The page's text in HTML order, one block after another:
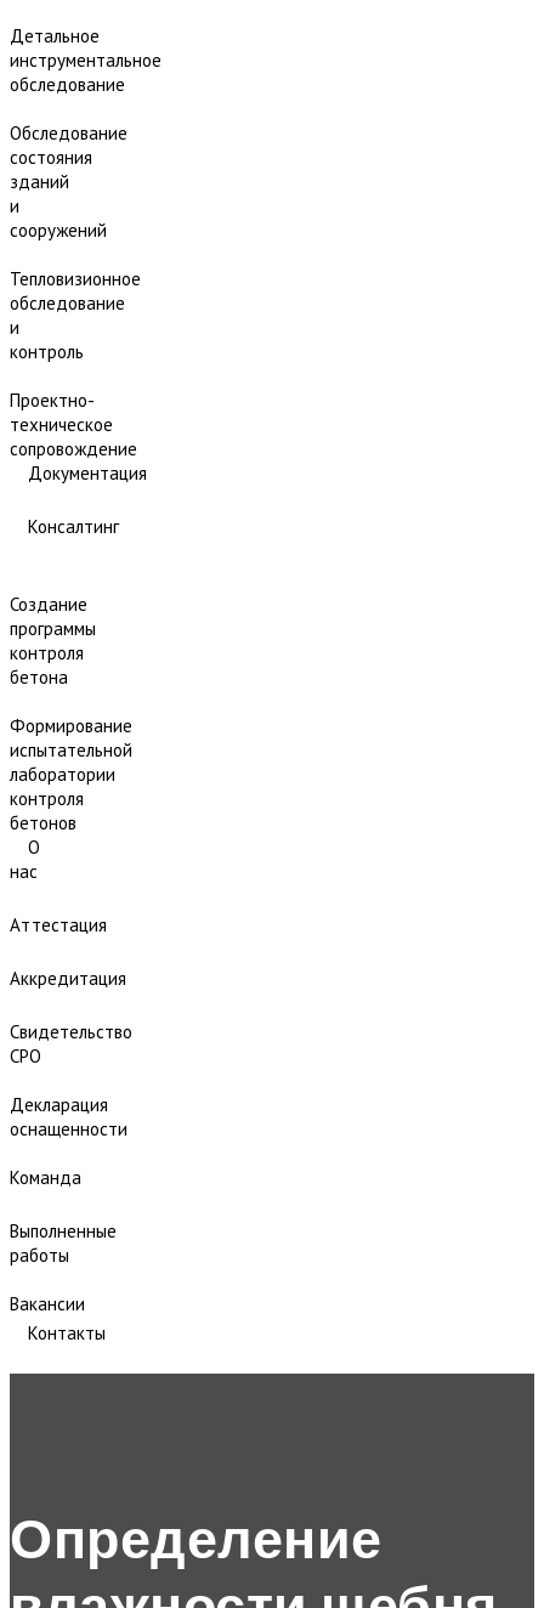
Детальное
инструментальное
обследование
Обследование
состояния
зданий
и
сооружений
Тепловизионное
обследование
и
контроль
Проектно-
техническое
сопровождение
Документация
Консалтинг
Создание
программы
контроля
бетона
Формирование
испытательной
лаборатории
контроля
бетонов
О
нас
Аттестация
Аккредитация
Свидетельство
СРО
Декларация
оснащенности
Команда
Выполненные
работы
Вакансии
Контакты
Определение